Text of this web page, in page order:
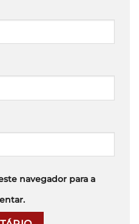
navegador para a